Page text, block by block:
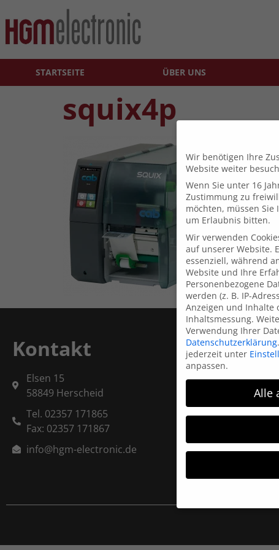
STARTSEITE ÜBER UNS
squix4p
Kontakt
Elsen 15
58849 Herscheid
Tel. 02357 171865
Fax: 02357 171867
info@hgm-electronic.de
Wir benötigen Ihre
Website weiter
Wenn Sie unter 16
Zustimmung zu
möchten, müssen
um Erlaubnis bitten.
Wir verwenden
auf unserer Website.
essenziell, während
Website und Ihre
Personenbezogene
werden (z. B. IP-
Anzeigen und Inhalte
Inhaltsmessung.
Verwendung Ihrer
Datenschutzerklärung.
jederzeit unter
anpassen.
Alle
Wenn Sie unter 16